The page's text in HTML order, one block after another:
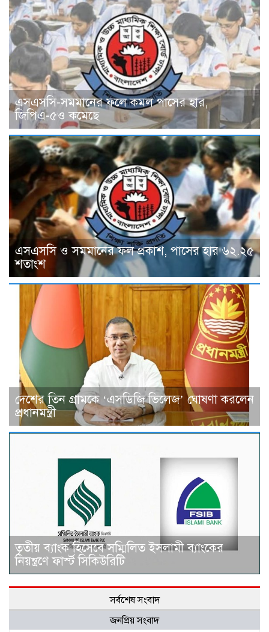
এসএসসি-সমমানের ফলে কমল পাসের হার,
জিপিএ-৫ও কমেছে
এসএসসি ও সমমানের ফল প্রকাশ, পাসের হার ৬২.২৫
শতাংশ
দেশের তিন গ্রামকে ‘এসডিজি ভিলেজ’ ঘোষণা করলেন
প্রধানমন্ত্রী
তৃতীয় ব্যাংক হিসেবে সম্মিলিত ইসলামী ব্যাংকের
নিয়ন্ত্রণে ফার্স্ট সিকিউরিটি
সর্বশেষ সংবাদ
জনপ্রিয় সংবাদ